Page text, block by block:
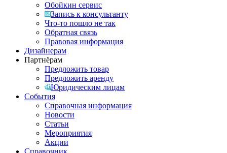
Обойкин сервис
Запись к консультанту
Что-то пошло не так
Обратная связь
Правовая информация
Дизайнерам
Партнёрам
Предложить товар
Предложить аренду
Юридическим лицам
События
Справочная информация
Новости
Статьи
Мероприятия
Акции